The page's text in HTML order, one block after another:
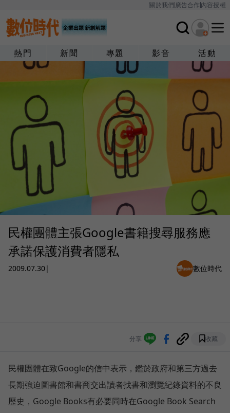
關於我們廣告合作內容授權
熱門 新聞 專題 影音 活動
民權團體主張Google書籍搜尋服務應
承諾保護消費者隱私
2009.07.30| 數位時代
分享 收藏
民權團體在致Google的信中表示， 鑑於政府和第三方過去
長期強迫圖書館和書商交出讀者找書和瀏覽紀錄資料的不良
歷史，Google Books有必要同時在Google Book Search